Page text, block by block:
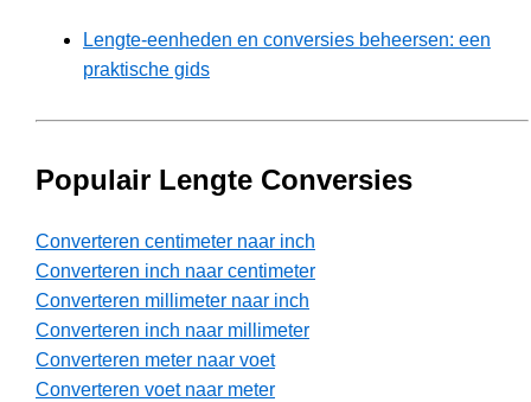
Lengte-eenheden en conversies beheersen: een
praktische gids
Populair Lengte Conversies
Converteren centimeter naar inch
Converteren inch naar centimeter
Converteren millimeter naar inch
Converteren inch naar millimeter
Converteren meter naar voet
Converteren voet naar meter